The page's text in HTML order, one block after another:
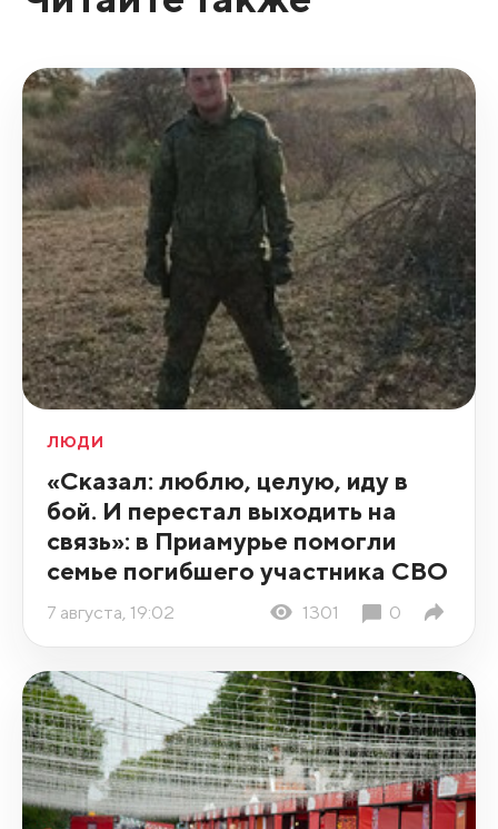
ЛЮДИ
«Сказал: люблю, целую, иду в
бой. И перестал выходить на
связь»: в Приамурье помогли
семье погибшего участника СВО
7 августа, 19:02 1301 0